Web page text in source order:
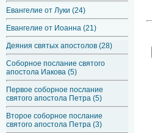
Евангелие от Луки (24)
Евангелие от Иоанна (21)
Деяния святых апостолов (28)
Соборное послание святого
апостола Иакова (5)
Первое соборное послание
святого апостола Петра (5)
Второе соборное послание
святого апостола Петра (3)